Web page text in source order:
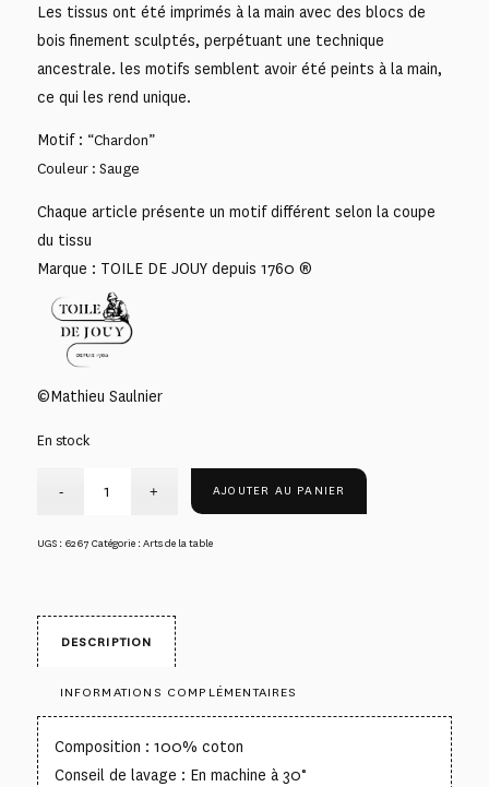
Les tissus ont été imprimés à la main avec des blocs de
bois finement sculptés, perpétuant une technique
ancestrale. les motifs semblent avoir été peints à la main,
ce qui les rend unique.
Motif : “Chardon”
Couleur : Sauge
Chaque article présente un motif différent selon la coupe
du tissu
Marque : TOILE DE JOUY depuis 1760 ®
©Mathieu Saulnier
En stock
AJOUTER AU PANIER
UGS : 6267 Catégorie :Arts de la table
DESCRIPTION
INFORMATIONS COMPLÉMENTAIRES
Composition : 100% coton
Conseil de lavage : En machine à 30°